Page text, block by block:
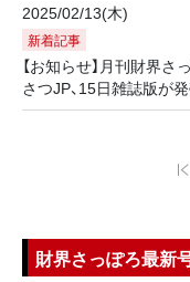
2025/02/13(木)
新着記事
【お知らせ】月刊財界
さつJP、15日雑誌版が発
財界さっぽろ最新